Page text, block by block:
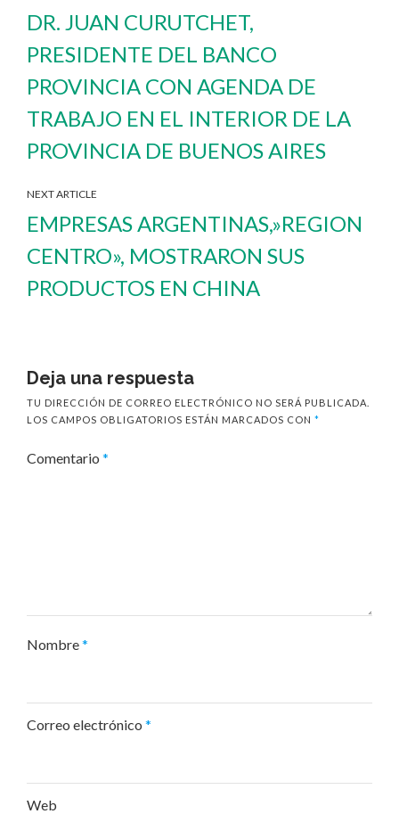
DR. JUAN CURUTCHET,
PRESIDENTE DEL BANCO
PROVINCIA CON AGENDA DE
TRABAJO EN EL INTERIOR DE LA
PROVINCIA DE BUENOS AIRES
NEXT ARTICLE
EMPRESAS ARGENTINAS,»REGION
CENTRO», MOSTRARON SUS
PRODUCTOS EN CHINA
Deja una respuesta
TU DIRECCIÓN DE CORREO ELECTRÓNICO NO SERÁ PUBLICADA.
LOS CAMPOS OBLIGATORIOS ESTÁN MARCADOS CON *
Comentario *
Nombre*
Correo electrónico *
Web